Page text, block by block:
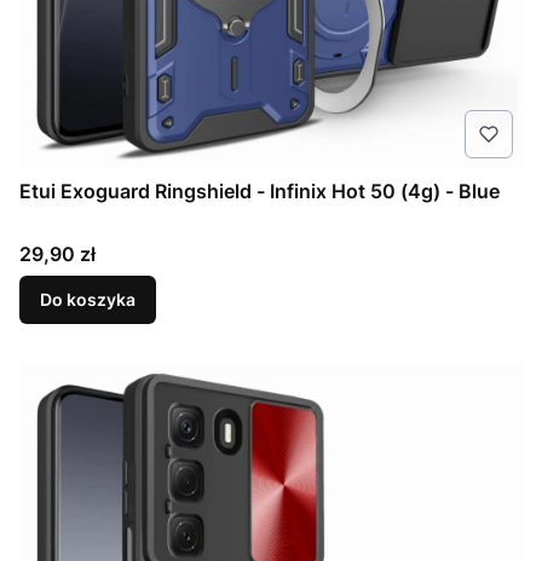
Etui Exoguard Ringshield - Infinix Hot 50 (4g) - Blue
Cena
29,90 zł
Do koszyka